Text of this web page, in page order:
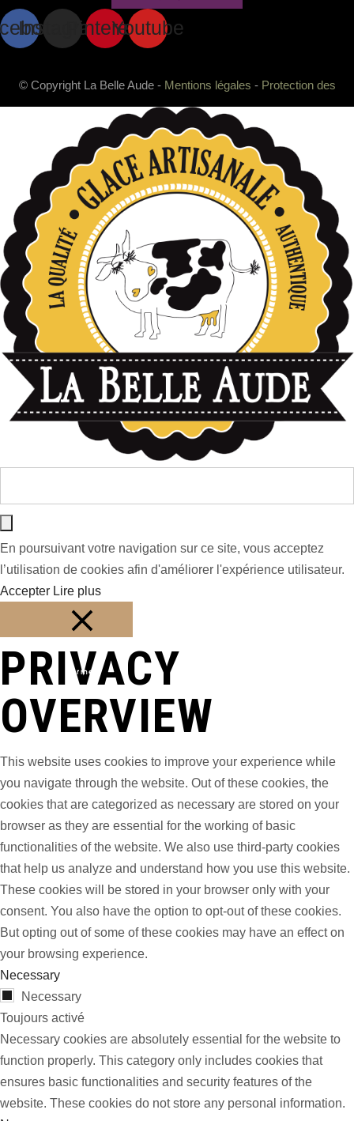
InstagramPinterestYoutube
© Copyright La Belle Aude - Mentions légales - Protection des
données
En poursuivant votre navigation sur ce site, vous acceptez
l’utilisation de cookies afin d'améliorer l'expérience utilisateur.
Accepter Lire plus
Fermer
PRIVACY
OVERVIEW
This website uses cookies to improve your experience while
you navigate through the website. Out of these cookies, the
cookies that are categorized as necessary are stored on your
browser as they are essential for the working of basic
functionalities of the website. We also use third-party cookies
that help us analyze and understand how you use this website.
These cookies will be stored in your browser only with your
consent. You also have the option to opt-out of these cookies.
But opting out of some of these cookies may have an effect on
your browsing experience.
Necessary
Necessary
Toujours activé
Necessary cookies are absolutely essential for the website to
function properly. This category only includes cookies that
ensures basic functionalities and security features of the
website. These cookies do not store any personal information.